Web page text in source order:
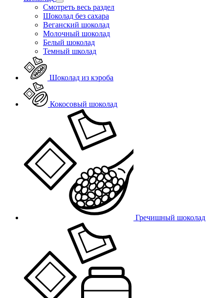
Смотреть весь раздел
Шоколад без сахара
Веганский шоколад
Молочный шоколад
Белый шоколад
Темный школад
Шоколад из кэроба
Кокосовый шоколад
Гречишный шоколад